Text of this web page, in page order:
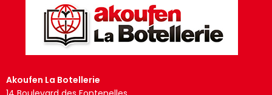
Akoufen La Botellerie